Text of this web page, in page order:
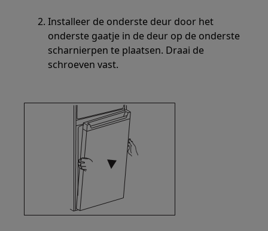
Installeer de onderste deur door het
onderste gaatje in de deur op de onderste
scharnierpen te plaatsen. Draai de
schroeven vast.